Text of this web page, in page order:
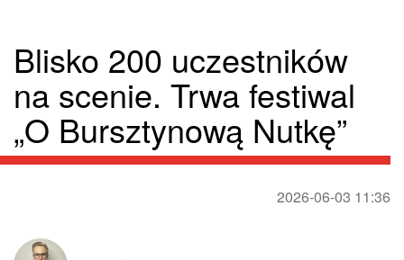
Blisko 200 uczestników
na scenie. Trwa festiwal
„O Bursztynową Nutkę”
2026-06-03 11:36